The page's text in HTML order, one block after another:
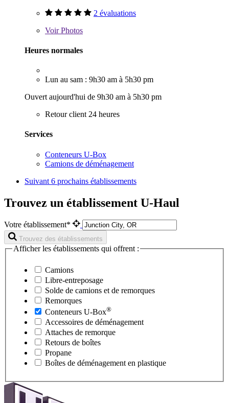
2 évaluations
VoirPhotos
Heures normales
Lun au sam : 9h30 am à 5h30 pm
Ouvert aujourd'hui de 9h30 am à 5h30 pm
Retour client 24 heures
Services
Conteneurs U-Box
Camions de déménagement
Suivant 6 prochains établissements
Trouvez un établissement U-Haul
Votre établissement*
Trouvez des établissements
Afficher les établissements qui offrent :
Camions
Libre-entreposage
Solde de camions et de remorques
Remorques
Conteneurs U-Box®
Accessoires de déménagement
Attaches de remorque
Retours de boîtes
Propane
Boîtes de déménagement en plastique